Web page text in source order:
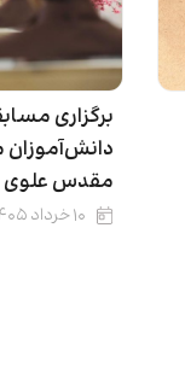
برگزاری
مقدس علوی
۱۰ خرداد ۱۴۰۵